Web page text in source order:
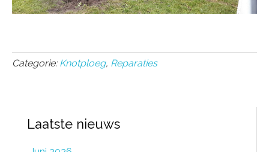
Categorie: Knotploeg, Reparaties
Laatste nieuws